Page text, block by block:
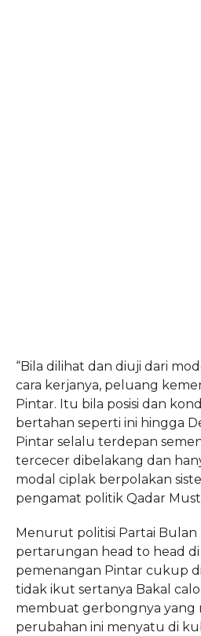
“Bila dilihat dan diuji dari
cara kerjanya, peluang
Pintar. Itu bila posisi dan
bertahan seperti ini hingga
Pintar selalu terdepan
tercecer dibelakang dan
modal ciplak berpolakan
pengamat politik Qadar
Menurut politisi Partai Bulan
pertarungan head to head
pemenangan Pintar cukup
tidak ikut sertanya Bakal
membuat gerbongnya yang
perubahan ini menyatu di